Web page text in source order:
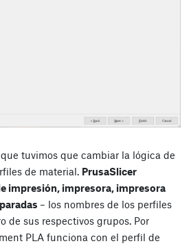
tuvimos que cambiar la lógica de
de material. PrusaSlicer
impresión, impresora, impresora
– los nombres de los perfiles
de sus respectivos grupos. Por
PLA funciona con el perfil de